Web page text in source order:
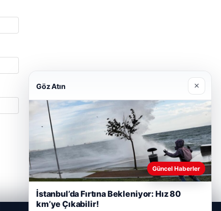
Göz Atın ×
Güncel Haberler
İstanbul’da Fırtına Bekleniyor: Hız 80
km’ye Çıkabilir!